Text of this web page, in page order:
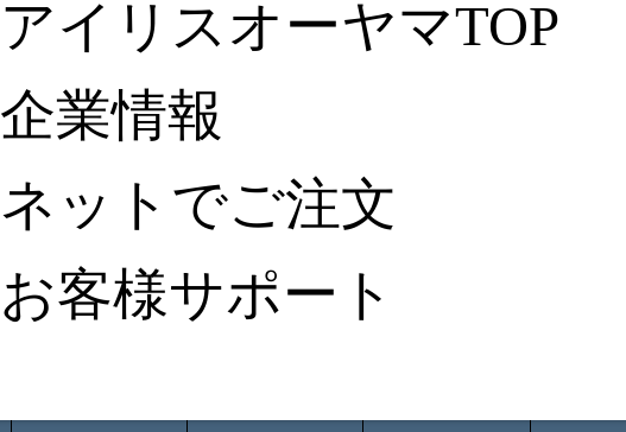
アイリスオーヤマTOP
企業情報
ネットでご注文
お客様サポート